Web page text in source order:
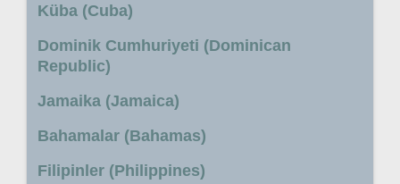
Küba (Cuba)
Dominik Cumhuriyeti (Dominican
Republic)
Jamaika (Jamaica)
Bahamalar (Bahamas)
Filipinler (Philippines)